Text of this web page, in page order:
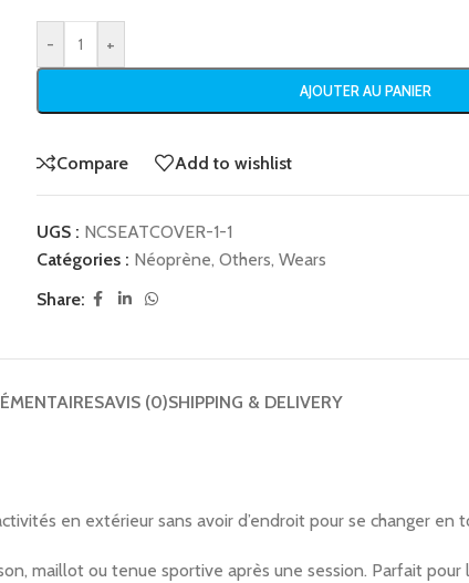
- +
AJOUTER AU PANIER
Compare Add to wishlist
UGS : NCSEATCOVER-1-1
Catégories : Néoprène, Others, Wears
Share:
AVIS (0)SHIPPING & DELIVERY
en extérieur sans avoir d’endroit pour se changer en
maillot ou tenue sportive après une session. Parfait pour